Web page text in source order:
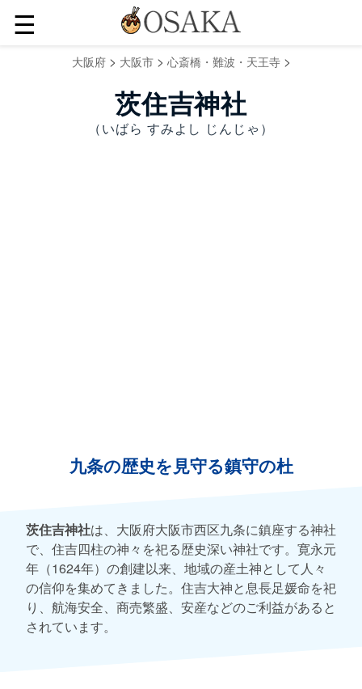
☰
大阪府> 大阪市> 心斎橋・難波・天王寺>
茨住吉神社
（いばら すみよし じんじゃ）
九条の歴史を見守る鎮守の杜
茨住吉神社は、大阪府大阪市西区九条に鎮座する神社
で、住吉四柱の神々を祀る歴史深い神社です。寛永元
年（1624年）の創建以来、地域の産土神として人々
の信仰を集めてきました。住吉大神と息長足媛命を祀
り、航海安全、商売繁盛、安産などのご利益があると
されています。